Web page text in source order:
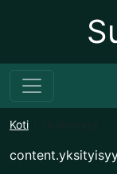
Koti